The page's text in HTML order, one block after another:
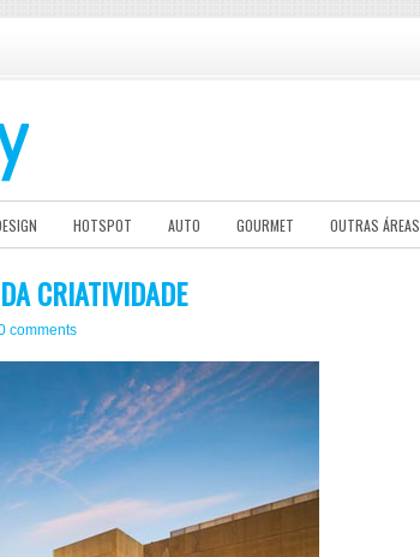
HOTSPOT AUTO GOURMET OUTRAS ÁREAS
CRIATIVIDADE
comments